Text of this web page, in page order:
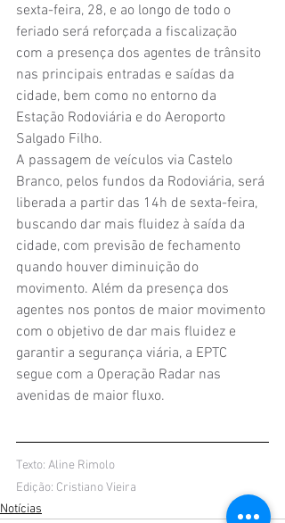
sexta-feira, 28, e ao longo de todo o
feriado será reforçada a fiscalização
com a presença dos agentes de trânsito
nas principais entradas e saídas da
cidade, bem como no entorno da
Estação Rodoviária e do Aeroporto
Salgado Filho.
A passagem de veículos via Castelo
Branco, pelos fundos da Rodoviária, será
liberada a partir das 14h de sexta-feira,
buscando dar mais fluidez à saída da
cidade, com previsão de fechamento
quando houver diminuição do
movimento. Além da presença dos
agentes nos pontos de maior movimento
com o objetivo de dar mais fluidez e
garantir a segurança viária, a EPTC
segue com a Operação Radar nas
avenidas de maior fluxo.
Texto: Aline Rimolo
Edição: Cristiano Vieira
Notícias